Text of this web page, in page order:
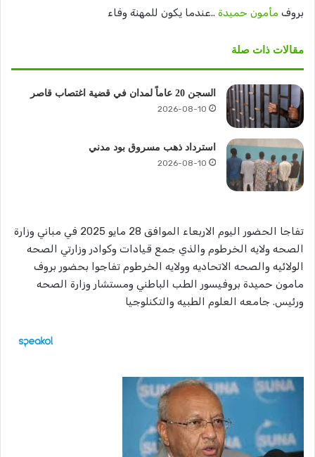
بروف مأمون حميدة ..عندما يكون للمهنة وفاء
مقالات ذات صلة
السجن 20 عاماً لمدان في قضية اغتصاب قاصر
2026-08-10
استرداد ذهب مسروق بود مدني
2026-08-10
تفاجا الحضور اليوم الاربعاء الموافق 28 مايو 2025 في مباني وزارة
الصحه ولايه الخرطوم والذي جمع قيادات وكوادر وزارتي الصحه
الولائيه والصحه الاتحاديه وولايه الخرطوم تفاجوا بحضور بروف
مامون حميدة بروفيسور الطب الباطني ومستشار وزارة الصحه
ورئيس. جامعه العلوم الطبيه والتكنلوجيا